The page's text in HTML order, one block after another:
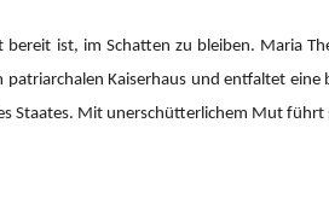
ist, im Schatten zu bleiben. Maria
Kaiserhaus und entfaltet
Staates. Mit unerschütterlichem Mut